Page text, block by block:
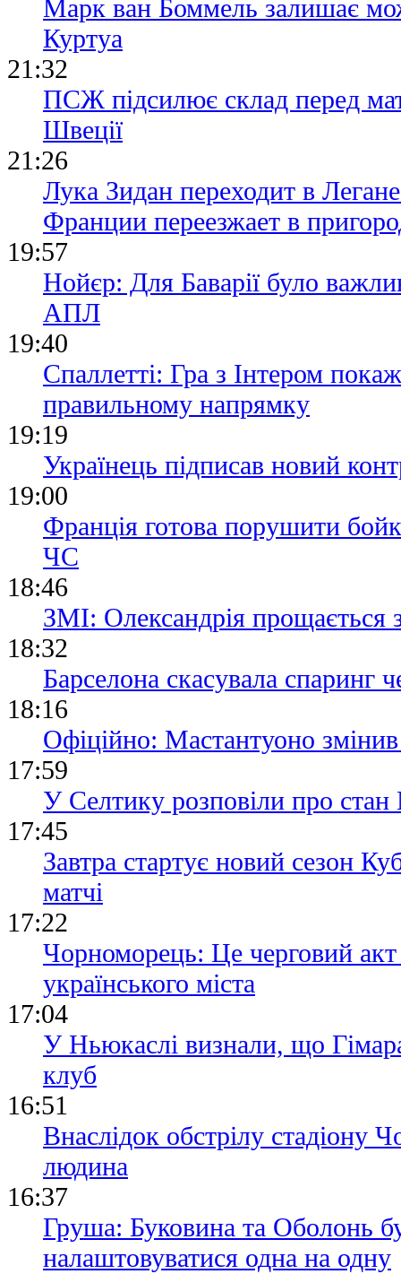
Марк ван Боммель залишає
Куртуа
21:32
ПСЖ підсилює склад перед
Швеції
21:26
Лука Зидан переходит в
Франции переезжает в
19:57
Нойєр: Для Баварії було
АПЛ
19:40
Спаллетті: Гра з Інтером
правильному напрямку
19:19
Українець підписав новий
19:00
Франція готова порушити
ЧС
18:46
ЗМІ: Олександрія прощається
18:32
Барселона скасувала спаринг
18:16
Офіційно: Мастантуоно
17:59
У Селтику розповіли про стан
17:45
Завтра стартує новий сезон
матчі
17:22
Чорноморець: Це черговий
українського міста
17:04
У Ньюкаслі визнали, що
клуб
16:51
Внаслідок обстрілу стадіону
людина
16:37
Груша: Буковина та Оболонь
налаштовуватися одна на одну